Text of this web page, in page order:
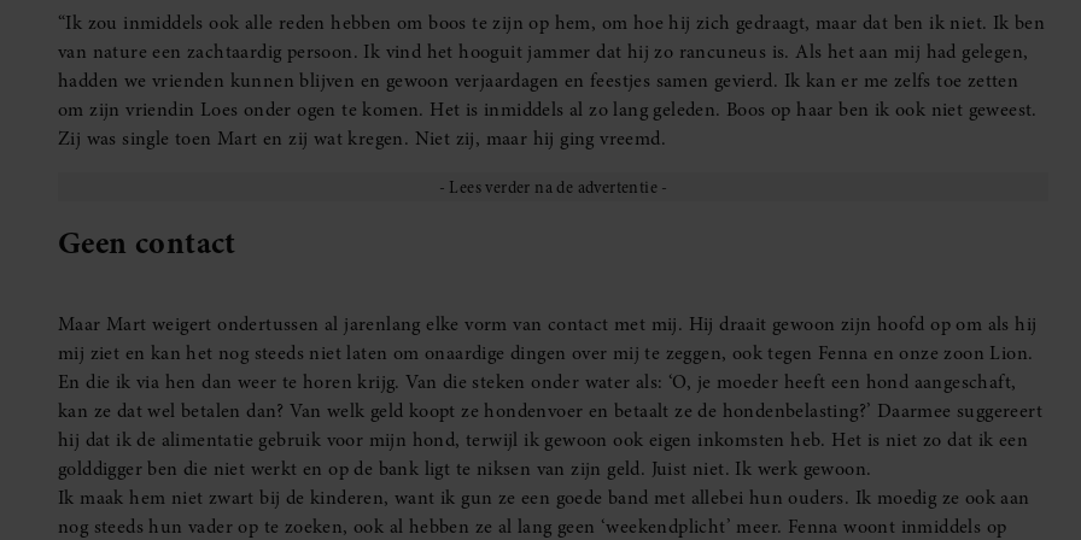
zichzelf, maar Lion nog steeds bij mij. Als ik hoor dat hij lelijke dingen over me zegt, haal ik mijn schouders op en zeg
verzachtend: ‘Ach je kent je vader, hij moppert wel, maar bedoelt het niet zo slecht’. Ook al weet ik inmiddels dat Mart
het wél lelijk bedoelt. Hij kan na al die jaren nog steeds niet over die alimentatiekwestie heen stappen, ook al gaat het
hem en Loes financieel hartstikke goed. Samen hebben ze een fijn huis laten bouwen en ze maken veel verre reizen.
Zelf ben ik de afgelopen jaren nooit lang op vakantie geweest.”
Wegcijferen
weggecijferd, om gedoe te voorkomen. Bij de diploma-uitreiking van Fenna ben ik achter in de zaal gaan zitten. Mart en
Loes zaten zowat op de eerste rij. Ik vond het belangrijk dat Fenna een leuke avond had, dus ik voelde me niet te groot
om me op de achtergrond te houden. Maar het was niet leuk. Op de aansluitende borrel wilde ik hem een hand geven,
maar hij negeerde mijn uitgestoken hand. Hij negeerde mij überhaupt. Ik ben na één drankje maar vertrokken, om de
situatie voor Fenna niet ingewikkelder en pijnlijker te maken dan het al was.
En nu gaat Fenna dus trouwen. Haar bruiloft duurt van twee uur ’s middags tot twaalf uur ’s nachts. Daar is weinig
ontsnapping aan. Ik heb daarom gekozen om niet op de bruiloft van mijn dochter aanwezig te zijn. Het enige wat ik doe
is het burgerlijk huwelijk bijwonen. Ergens op rij vier of zo, in het stadhuis, naast mijn tante. Lion zal dan met zijn